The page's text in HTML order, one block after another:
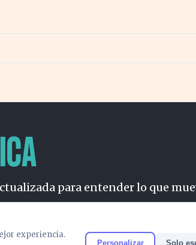
para entender lo que
experiencia.
Personalizar Solo